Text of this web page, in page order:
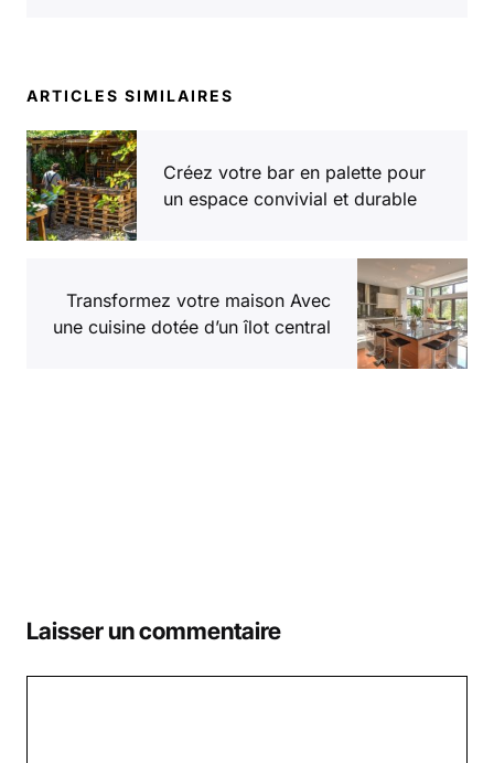
ARTICLES SIMILAIRES
Créez votre bar en palette pour
un espace convivial et durable
Transformez votre maison Avec
une cuisine dotée d’un îlot central
Laisser un commentaire